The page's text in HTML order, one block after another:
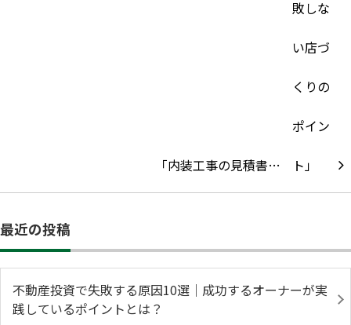
「内装工事の見積書…
最近の投稿
不動産投資で失敗する原因10選｜成功するオーナーが実
践しているポイントとは？